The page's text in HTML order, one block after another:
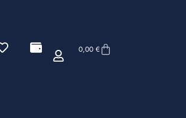
0,00 €